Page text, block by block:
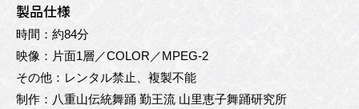
製品仕様
時間：約84分
映像：片面1層／COLOR／MPEG-2
その他：レンタル禁止、複製不能
制作：八重山伝統舞踊 勤王流 山里恵子舞踊研究所